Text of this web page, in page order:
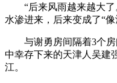
“后来风雨越来越大了
水渗进来，后来变成了“
与谢勇房间隔着3个房
中幸存下来的天津人吴建
江。